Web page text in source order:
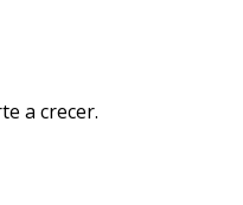
a crecer.